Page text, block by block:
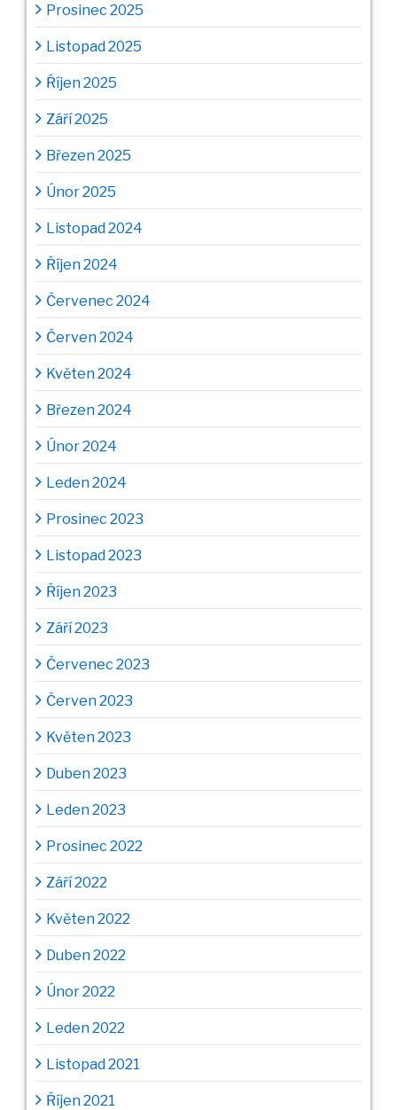
Prosinec 2025
Listopad 2025
Říjen 2025
Září 2025
Březen 2025
Únor 2025
Listopad 2024
Říjen 2024
Červenec 2024
Červen 2024
Květen 2024
Březen 2024
Únor 2024
Leden 2024
Prosinec 2023
Listopad 2023
Říjen 2023
Září 2023
Červenec 2023
Červen 2023
Květen 2023
Duben 2023
Leden 2023
Prosinec 2022
Září 2022
Květen 2022
Duben 2022
Únor 2022
Leden 2022
Listopad 2021
Říjen 2021